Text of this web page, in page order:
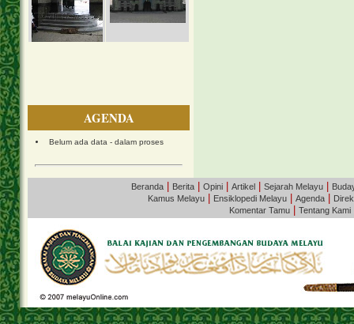
AGENDA
Belum ada data - dalam proses
Beranda Berita Opini Artikel Sejarah Melayu
Kamus Melayu
Ensiklopedi Melayu Agenda
Komentar Tamu
Tentang Kami